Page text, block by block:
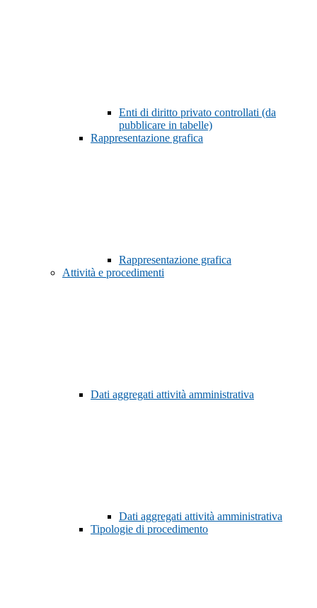
Enti di diritto privato controllati (da
pubblicare in tabelle)
Rappresentazione grafica
Rappresentazione grafica
Attività e procedimenti
Dati aggregati attività amministrativa
Dati aggregati attività amministrativa
Tipologie di procedimento